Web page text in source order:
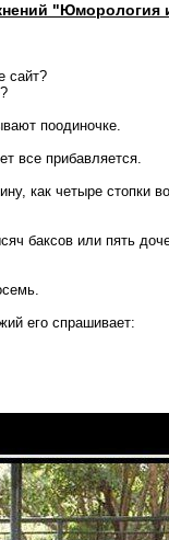
"Юморология
сайт?
поодиночке.
все прибавляется.
как четыре стопки
баксов или пять
его спрашивает: